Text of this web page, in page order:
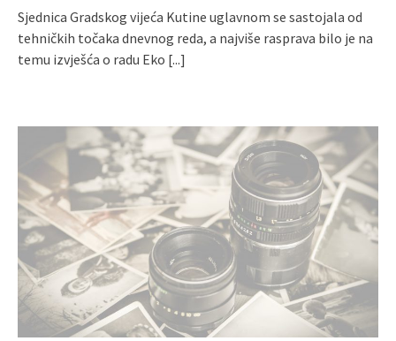
Sjednica Gradskog vijeća Kutine uglavnom se sastojala od
tehničkih točaka dnevnog reda, a najviše rasprava bilo je na
temu izvješća o radu Eko [...]